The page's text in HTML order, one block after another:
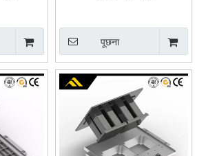
पूछना